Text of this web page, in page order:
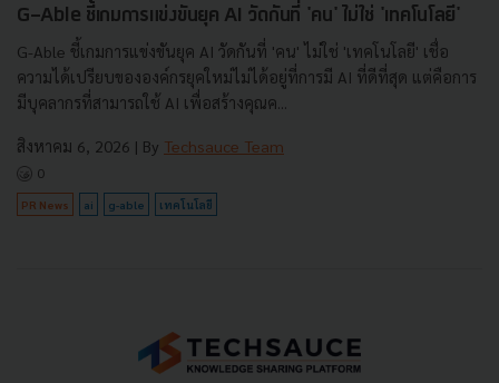
G-Able ชี้เกมการแข่งขันยุค AI วัดกันที่ 'คน' ไม่ใช่ 'เทคโนโลยี'
G-Able ชี้เกมการแข่งขันยุค AI วัดกันที่ 'คน' ไม่ใช่ 'เทคโนโลยี' เชื่อ
ความได้เปรียบขององค์กรยุคใหม่ไม่ได้อยู่ที่การมี AI ที่ดีที่สุด แต่คือการ
มีบุคลากรที่สามารถใช้ AI เพื่อสร้างคุณค...
สิงหาคม 6, 2026 | By Techsauce Team
0
PR News ai g-able เทคโนโลยี